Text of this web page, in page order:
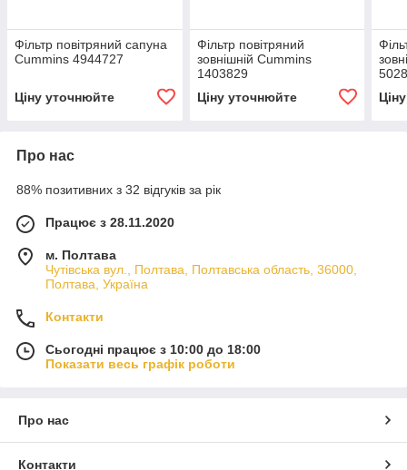
Фільтр повітряний сапуна
Cummins 4944727
Ціну уточнюйте
Фільтр повітряний
зовнішній Cummins
1403829
Ціну уточнюйте
Про нас
88% позитивних з 32 відгуків за рік
Працює з 28.11.2020
м. Полтава
Чутівська вул., Полтава, Полтавська область, 36000,
Полтава, Україна
Контакти
Сьогодні працює з 10:00 до 18:00
Показати весь графік роботи
Про нас
Контакти